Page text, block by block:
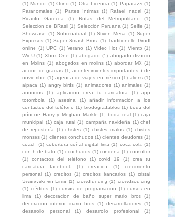
(1) Mundo (1) Orino (1) Otra Licencia (1) Paparazzi (1)
Paranomales (1) Partes íntimas (1) Rafael nadal (1)
Ricardo Garecca
(1) Rutas del Metropolitano
(1)
Seleccion de BRasil (1) Selección Peruana (1) Selfie (1)
Showcase (1) Sobrenatural (1) Stiven Mesa (1) Super
Expresos (1) Super Smash Bros. (1) Traditionelle Dirndl
online (1) UPC (1) Verano (1) Video Hot (1) Viento (1)
Wii U (1) Xbox One (1) abogado (1) abogado divorcio
en Molins (1) abogados en molins (1) abordar MX (1)
accion de gracias (1) acontecimientos importantes 6 de
noviembre (1) agencia de viajes en méxico (1) aliens (1)
alpaca (1) angry birds (1) animadores (1) animales (1)
anuncios
(1) aplicacion crea tu caricatura (1)
app
totombola
(1) asesina (1)
añadir información a los
contactos del teléfono (1) biodegradables (1) boda del
príncipe Harry y Meghan Markle (1) boda real (1) caja
municipal (1) caja rural (1) campaña navideña (1) chef
de repostería
(1) chistes (1) chistes malos (1) chistes
monses (1) clientes conchudos (1) clientes deudores (1)
coach (1) cobertura señal digital lima (1) coca cola (1)
con h de bato (1) conchudos (1) condena (1) consultor
(1)
contactos del teléfono (1) covid 19 (1)
crea tu
caricatura facebook
(1) creacion (1)
crecimiento
personal (1) creditos (1) creditos bancarios (1) cristal
Swarovski en Lima (1) crowdfunding (1) crowdsourcing
(1) créditos (1) cursos de programacion (1) cursos en
lima
(1) decoracion de baño super mario bros
(1)
decoracion interior mario bros (1) desarrolladores (1)
desarrollo personal
(1) desarrollo profesional
(1)